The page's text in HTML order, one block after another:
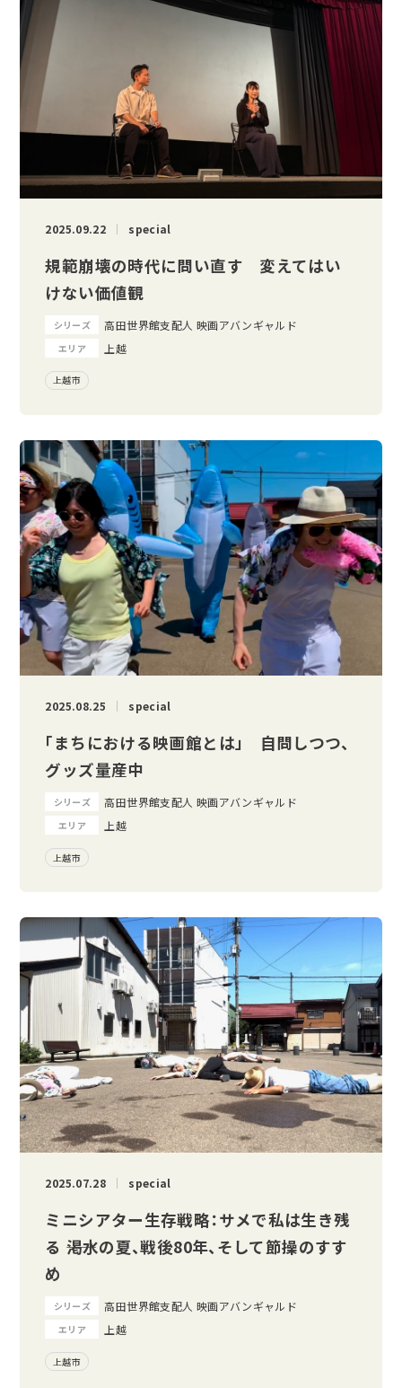
2025.09.22 special
規範崩壊の時代に問い直す 変えてはい
けない価値観
シリーズ 高田世界館支配人 映画アバンギャルド
エリア 上越
上越市
2025.08.25 special
「まちにおける映画館とは」 自問しつつ、
グッズ量産中
シリーズ 高田世界館支配人 映画アバンギャルド
エリア 上越
上越市
2025.07.28 special
ミニシアター生存戦略：サメで私は生き残
る ――渇水の夏、戦後80年、そして節操のすす
め
シリーズ 高田世界館支配人 映画アバンギャルド
エリア 上越
上越市